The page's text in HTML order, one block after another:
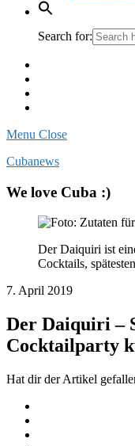
Search for:
Menu Close
Cubanews
We love Cuba :)
Der Daiquiri ist
Cocktails,
7. April 2019
Der Daiquiri –
Cocktailparty
Hat dir der Artikel